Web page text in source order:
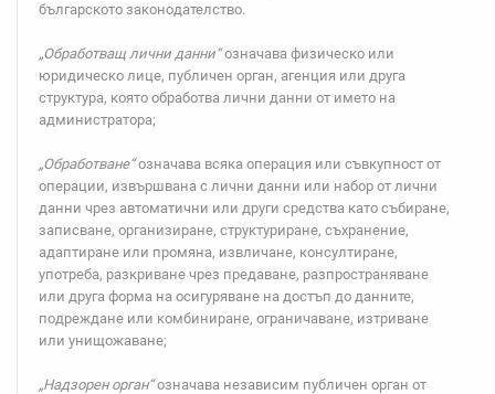
българското законодателство.
„Обработващ лични данни“означава физическо или
юридическо лице, публичен орган, агенция или друга
структура, която обработва лични данни от името на
администратора;
„Обработване“означава всяка операция или съвкупност от
операции, извършвана с лични данни или набор от лични
данни чрез автоматични или други средства като събиране,
записване, организиране, структуриране, съхранение,
адаптиране или промяна, извличане, консултиране,
употреба, разкриване чрез предаване, разпространяване
или друга форма на осигуряване на достъп до данните,
подреждане или комбиниране, ограничаване, изтриване
или унищожаване;
„Надзорен орган“означава независим публичен орган от